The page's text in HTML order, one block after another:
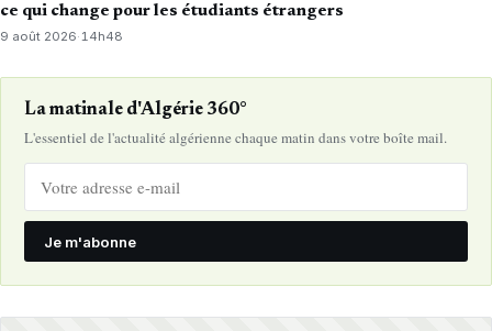
ce qui change pour les étudiants étrangers
9 août 2026· 14h48
La matinale d'Algérie 360°
L'essentiel de l'actualité algérienne chaque matin dans votre boîte mail.
Je m'abonne